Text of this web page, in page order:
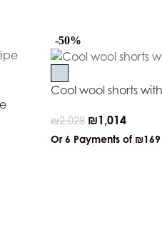
-50%
Cool wool shorts
₪2,028 ₪1,014
Or 6 Payments of ₪169